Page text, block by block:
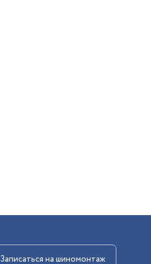
Записаться на шиномонтаж